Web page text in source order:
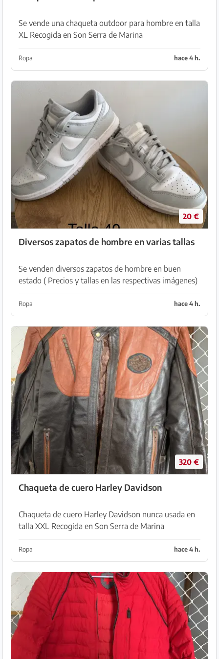
Se vende una chaqueta outdoor para hombre en talla
XL Recogida en Son Serra de Marina
Ropa hace 4 h.
20 €
Diversos zapatos de hombre en varias tallas
Se venden diversos zapatos de hombre en buen
estado ( Precios y tallas en las respectivas imágenes)
Ropa hace 4 h.
320 €
Chaqueta de cuero Harley Davidson
Chaqueta de cuero Harley Davidson nunca usada en
talla XXL Recogida en Son Serra de Marina
Ropa hace 4 h.